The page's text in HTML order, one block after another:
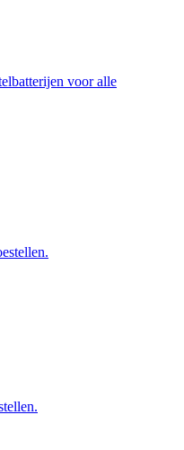
voor alle